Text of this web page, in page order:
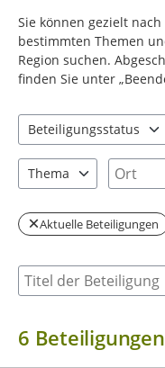
Sie können gezielt
bestimmten Themen
Region suchen.
finden Sie unter
Beteiligungsstatus
Thema
Ort
Aktuelle Beteiligungen
Suche nach Beteiligung
6 Beteiligungen